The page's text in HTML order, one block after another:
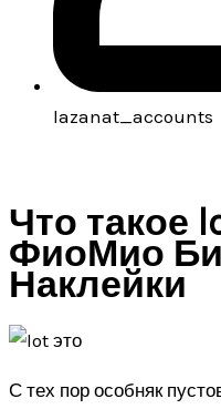
lazanat_accounts
Что такое
ФиоМио
Наклейки
С тех пор особняк